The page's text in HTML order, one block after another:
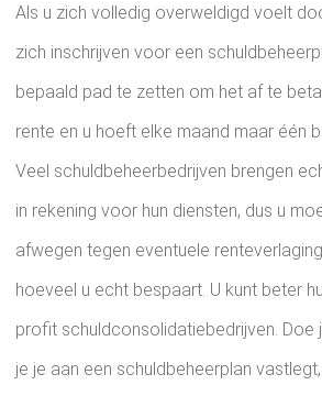
Als u zich volledig overweldigd voelt
zich inschrijven voor een
bepaald pad te zetten om het af te
rente en u hoeft elke maand maar één
Veel schuldbeheerbedrijven brengen
in rekening voor hun diensten, dus u
afwegen tegen eventuele
hoeveel u echt bespaart. U kunt beter
profit schuldconsolidatiebedrijven. Doe
je je aan een schuldbeheerplan